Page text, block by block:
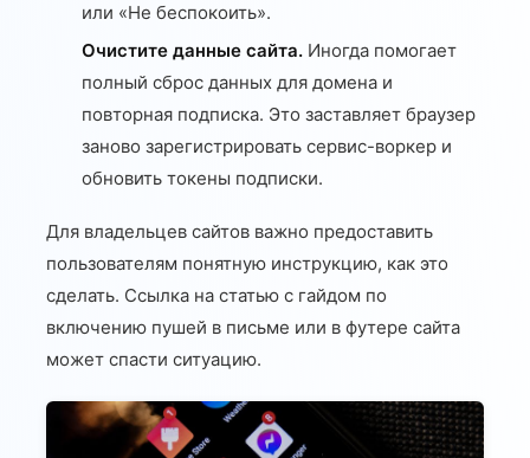
или «Не беспокоить».
Очистите данные сайта. Иногда помогает
полный сброс данных для домена и
повторная подписка. Это заставляет браузер
заново зарегистрировать сервис-воркер и
обновить токены подписки.
Для владельцев сайтов важно предоставить
пользователям понятную инструкцию, как это
сделать. Ссылка на статью с гайдом по
включению пушей в письме или в футере сайта
может спасти ситуацию.